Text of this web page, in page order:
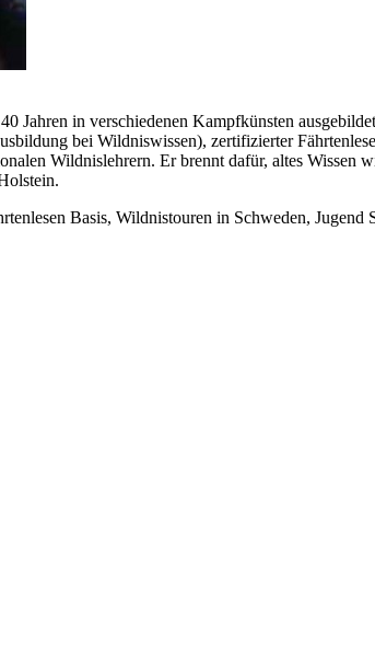
Jahren in verschiedenen Kampfkünsten
bei Wildniswissen), zertifizierter
Wildnislehrern. Er brennt dafür, altes Wissen
Basis, Wildnistouren in Schweden,